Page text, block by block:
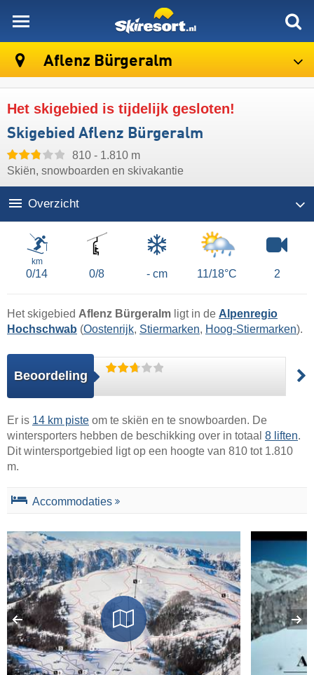
Aflenz Bürgeralm
Het skigebied is tijdelijk gesloten!
Skigebied Aflenz Bürgeralm
810 - 1.810 m
Skiën, snowboarden en skivakantie
Overzicht
km
0/14
Liften
0/8 - cm 11/18°C 2
Het skigebied Aflenz Bürgeralm ligt in de Alpenregio
Hochschwab (Oostenrijk, Stiermarken, Hoog-Stiermarken).
Beoordeling
Er is 14 km piste om te skiën en te snowboarden. De
wintersporters hebben de beschikking over in totaal 8 liften.
Dit wintersportgebied ligt op een hoogte van 810 tot 1.810
m.
Accommodaties